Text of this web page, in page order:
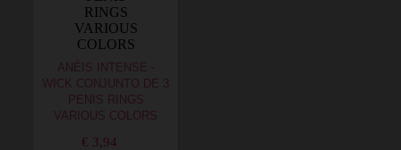
ANÉIS INTENSE -
WICK CONJUNTO DE 3
PENIS RINGS
VARIOUS COLORS
€ 3,94